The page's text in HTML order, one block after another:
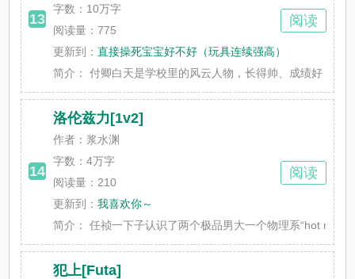
13
字数： 10万字
阅读量：775
更新到：直接操死宝宝好不好（玩具连续强高）
简介：
付卿白天是学校里的风云人物，长得帅、成绩好，钱
阅读
14
洛伦兹力[1v2]
作者：浆水渊
字数：4万字
阅读量：210
更新到：我喜欢你～
简介：
任祯一下子认识了两个极品男大一个物理系“hot
阅读
犯上[Futa]